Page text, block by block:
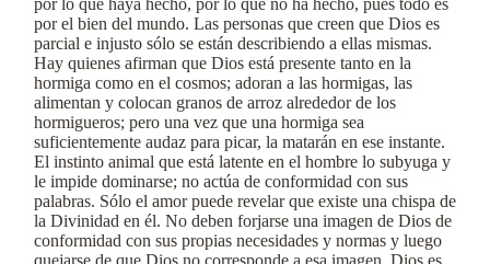
por lo que haya hecho, por lo que no ha hecho, pues todo es
por el bien del mundo. Las personas que creen que Dios es
parcial e injusto sólo se están describiendo a ellas mismas.
Hay quienes afirman que Dios está presente tanto en la
hormiga como en el cosmos; adoran a las hormigas, las
alimentan y colocan granos de arroz alrededor de los
hormigueros; pero una vez que una hormiga sea
suficientemente audaz para picar, la matarán en ese instante.
El instinto animal que está latente en el hombre lo subyuga y
le impide dominarse; no actúa de conformidad con sus
palabras. Sólo el amor puede revelar que existe una chispa de
la Divinidad en él. No deben forjarse una imagen de Dios de
conformidad con sus propias necesidades y normas y luego
quejarse de que Dios no corresponde a esa imagen. Dios es